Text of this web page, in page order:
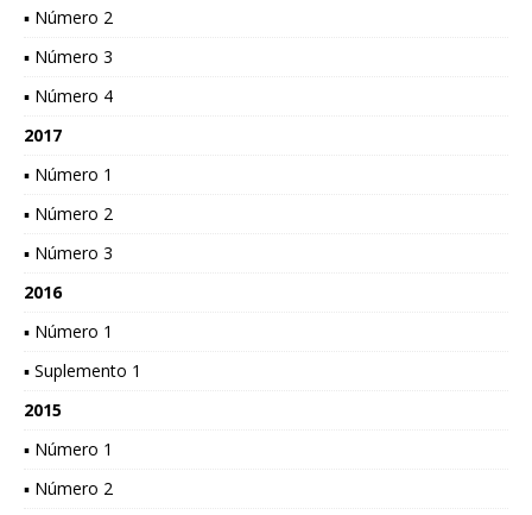
▪ Número 2
▪ Número 3
▪ Número 4
2017
▪ Número 1
▪ Número 2
▪ Número 3
2016
▪ Número 1
▪ Suplemento 1
2015
▪ Número 1
▪ Número 2